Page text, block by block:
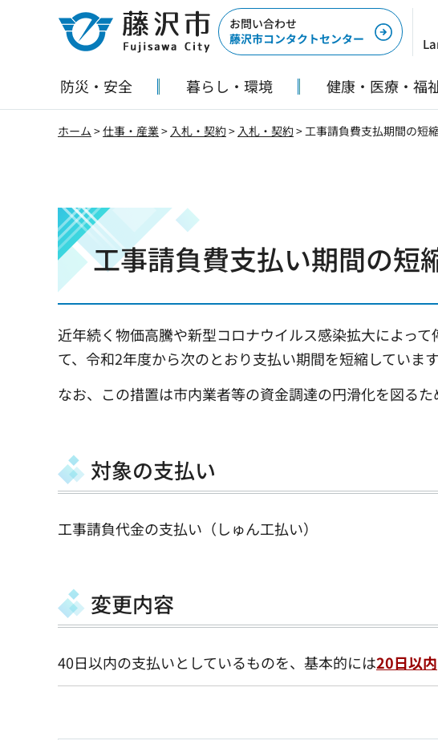
藤沢市
お問い合わせ
藤沢市コンタクトセンター
防災・安全 暮らし・環境 健康・医療・福
ホーム >仕事・産業> 入札・契約> 入札・契約> 工事請負費支払期間の短
工事請負費支払い期間の短
近年続く物価高騰や新型コロナウイルス感染拡大によっ
て、令和2年度から次のとおり支払い期間を短縮しています
なお、この措置は市内業者等の資金調達の円滑化を図るた
対象の支払い
工事請負代金の支払い（しゅん工払い）
変更内容
40日以内の支払いとしているものを、基本的には20日以内